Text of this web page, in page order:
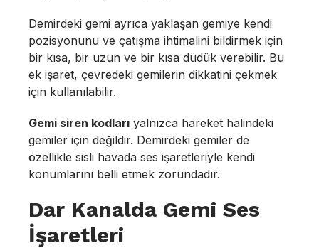
Demirdeki gemi ayrıca yaklaşan gemiye kendi
pozisyonunu ve çatışma ihtimalini bildirmek için
bir kısa, bir uzun ve bir kısa düdük verebilir. Bu
ek işaret, çevredeki gemilerin dikkatini çekmek
için kullanılabilir.
Gemi siren kodları yalnızca hareket halindeki
gemiler için değildir. Demirdeki gemiler de
özellikle sisli havada ses işaretleriyle kendi
konumlarını belli etmek zorundadır.
Dar Kanalda Gemi Ses
İşaretleri